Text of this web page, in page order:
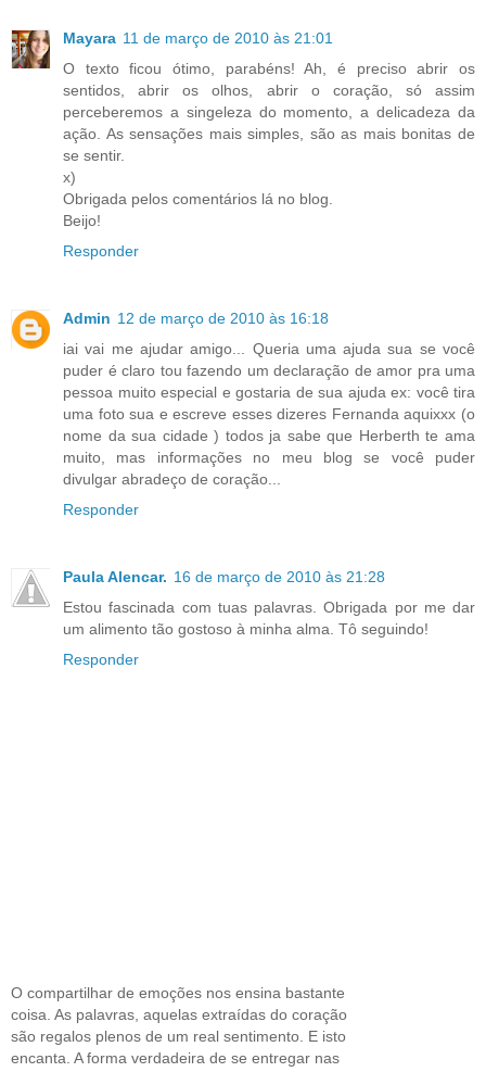
Mayara 11 de março de 2010 às 21:01
O texto ficou ótimo, parabéns! Ah, é preciso abrir os
sentidos, abrir os olhos, abrir o coração, só assim
perceberemos a singeleza do momento, a delicadeza da
ação. As sensações mais simples, são as mais bonitas de
se sentir.
x)
Obrigada pelos comentários lá no blog.
Beijo!
Responder
Admin 12 de março de 2010 às 16:18
iai vai me ajudar amigo... Queria uma ajuda sua se você
puder é claro tou fazendo um declaração de amor pra uma
pessoa muito especial e gostaria de sua ajuda ex: você tira
uma foto sua e escreve esses dizeres Fernanda aquixxx (o
nome da sua cidade ) todos ja sabe que Herberth te ama
muito, mas informações no meu blog se você puder
divulgar abradeço de coração...
Responder
Paula Alencar. 16 de março de 2010 às 21:28
Estou fascinada com tuas palavras. Obrigada por me dar
um alimento tão gostoso à minha alma. Tô seguindo!
Responder
O compartilhar de emoções nos ensina bastante
coisa. As palavras, aquelas extraídas do coração
são regalos plenos de um real sentimento. E isto
encanta. A forma verdadeira de se entregar nas